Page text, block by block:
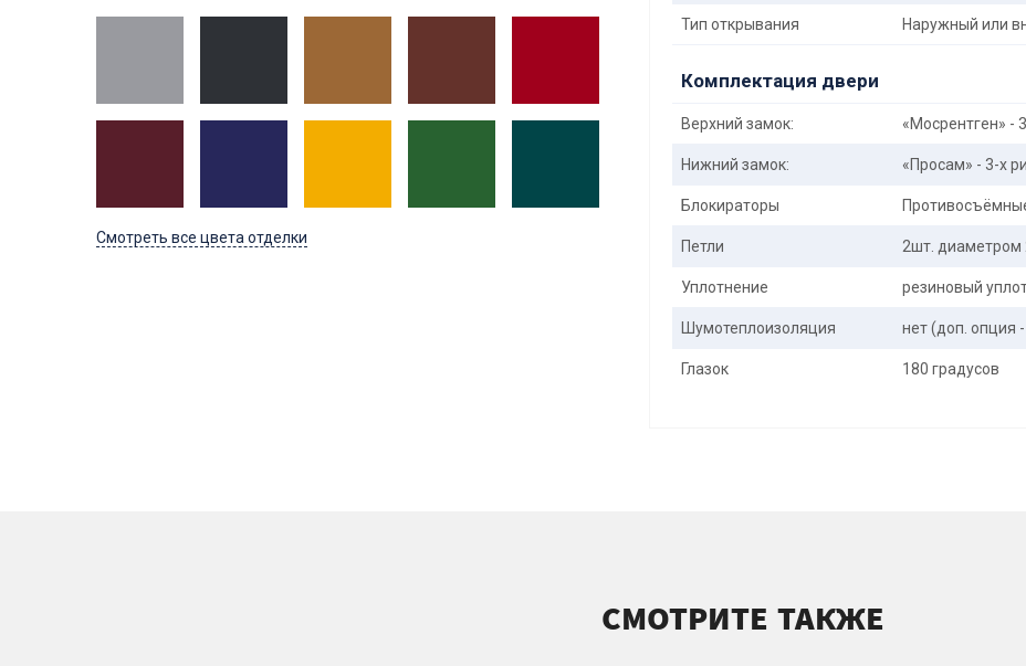
Смотреть все цвета отделки
Тип открывания Наружный или
Комплектация двери
Верхний замок: «Мосрентген» -
Нижний замок: «Просам» - 3-х
Блокираторы
Петли 2шт. диаметром
Уплотнение резиновый
Шумотеплоизоляция нет (доп. опция
Глазок 180 градусов
СМОТРИТЕ ТАКЖЕ